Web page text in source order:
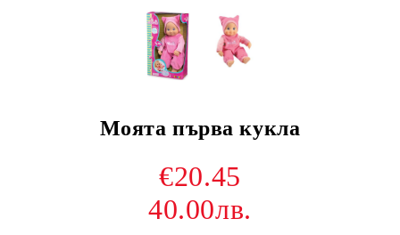
Моята първа кукла
€20.45
40.00лв.